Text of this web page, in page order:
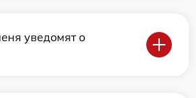
уведомят о